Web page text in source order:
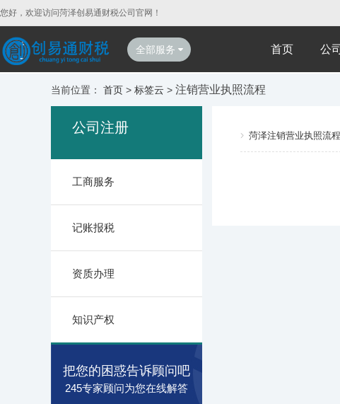
您好，欢迎访问菏泽创易通财税公司官网！
全部服务 首页 公
当前位置： 首页 > 标签云 > 注销营业执照流程
公司注册
工商服务
记账报税
资质办理
知识产权
把您的困惑告诉顾问吧
245专家顾问为您在线解答
菏泽注销营业执照流